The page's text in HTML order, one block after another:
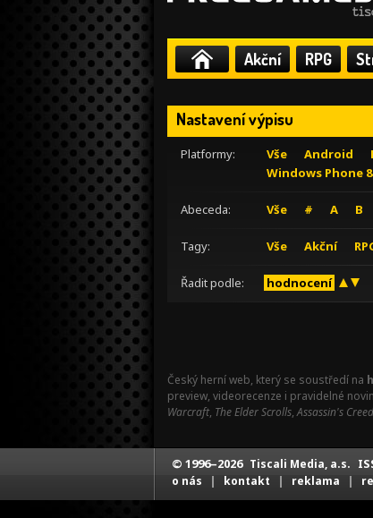
Akční RPG
Nastavení výpisu
Platformy: Vše Android
Windows Phone 8
Abeceda: Vše # A B
Tagy: Vše Akční
Řadit podle: hodnocení
Český herní web, který se soustředí na
preview, videorecenze i pravidelné
Warcraft, The Elder Scrolls,Assassin's Creed
© 1996–2026 Tiscali Media, a.s.
o nás | kontakt | reklama |